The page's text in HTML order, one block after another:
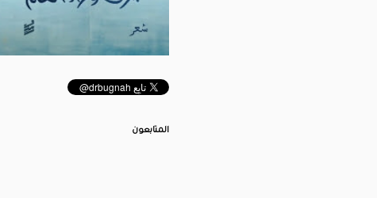
المتابعون